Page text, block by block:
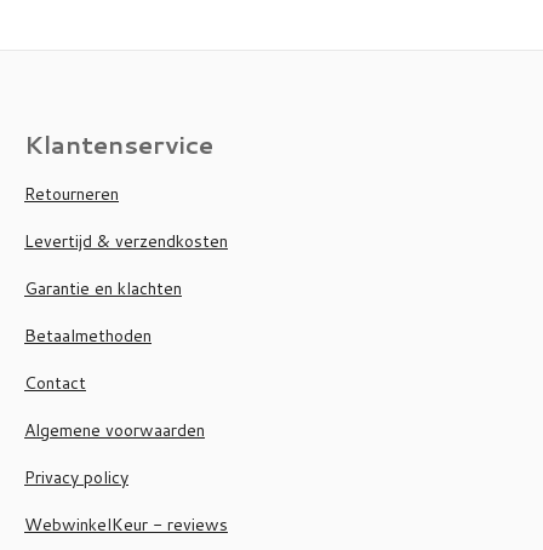
Klantenservice
Retourneren
Levertijd & verzendkosten
Garantie en klachten
Betaalmethoden
Contact
Algemene voorwaarden
Privacy policy
WebwinkelKeur - reviews